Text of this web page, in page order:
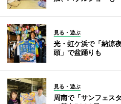
見る・遊ぶ
光・虹ケ浜で「納涼
頭」で盆踊りも
見る・遊ぶ
周南で「サンフェス